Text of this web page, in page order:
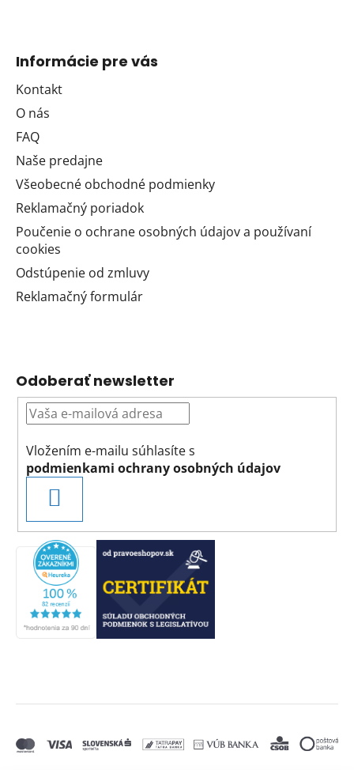
Informácie pre vás
Kontakt
O nás
FAQ
Naše predajne
Všeobecné obchodné podmienky
Reklamačný poriadok
Poučenie o ochrane osobných údajov a používaní
cookies
Odstúpenie od zmluvy
Reklamačný formulár
Odoberať newsletter
Vložením e-mailu súhlasíte s
podmienkami ochrany osobných údajov
SA